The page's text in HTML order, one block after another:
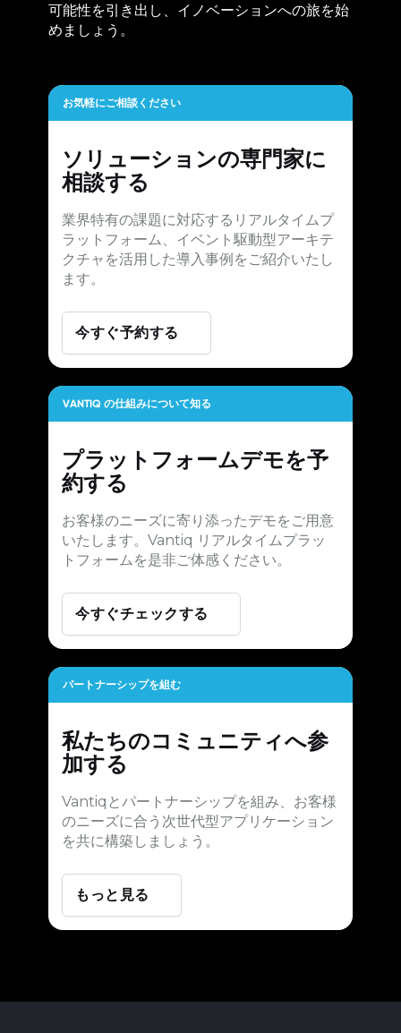
可能性を引き出し、イノベーションへの旅を始
めましょう。
お気軽にご相談ください
ソリューションの専門家に
相談する
業界特有の課題に対応するリアルタイムプ
ラットフォーム、イベント駆動型アーキテ
クチャを活用した導入事例をご紹介いたし
ます。
今すぐ予約する
VANTIQ の仕組みについて知る
プラットフォームデモを予
約する
お客様のニーズに寄り添ったデモをご用意
いたします。Vantiq リアルタイムプラッ
トフォームを是非ご体感ください。
今すぐチェックする
パートナーシップを組む
私たちのコミュニティへ参
加する
Vantiqとパートナーシップを組み、お客様
のニーズに合う次世代型アプリケーション
を共に構築しましょう。
もっと見る